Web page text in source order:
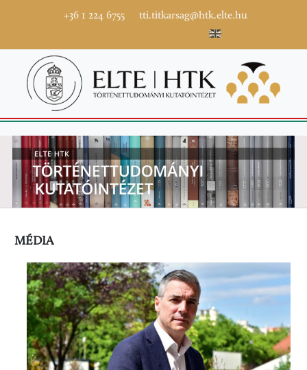
+36 1 224 6755 tti.titkarsag@htk.elte.hu
MÉDIA